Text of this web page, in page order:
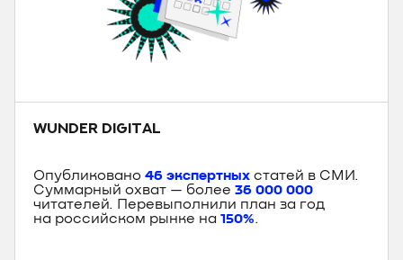
WUNDER DIGITAL
Опубликовано 46 экспертных статей в СМИ.
Суммарный охват — более 36 000 000
читателей. Перевыполнили план за год
на российском рынке на 150%.